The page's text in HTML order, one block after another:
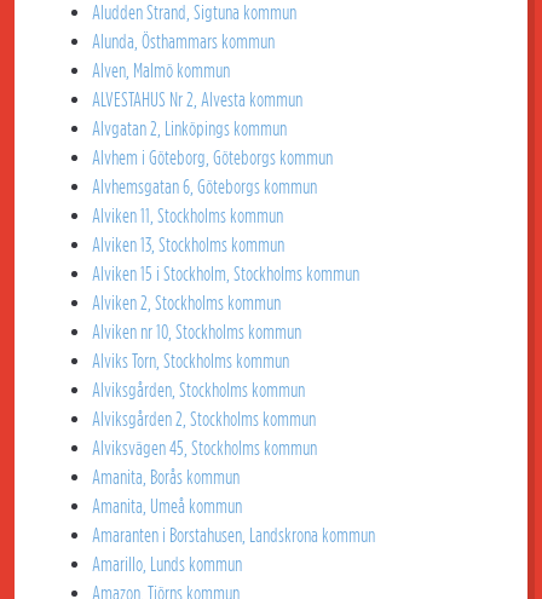
Aludden Strand, Sigtuna kommun
Alunda, Östhammars kommun
Alven, Malmö kommun
ALVESTAHUS Nr 2, Alvesta kommun
Alvgatan 2, Linköpings kommun
Alvhem i Göteborg, Göteborgs kommun
Alvhemsgatan 6, Göteborgs kommun
Alviken 11, Stockholms kommun
Alviken 13, Stockholms kommun
Alviken 15 i Stockholm, Stockholms kommun
Alviken 2, Stockholms kommun
Alviken nr 10, Stockholms kommun
Alviks Torn, Stockholms kommun
Alviksgården, Stockholms kommun
Alviksgården 2, Stockholms kommun
Alviksvägen 45, Stockholms kommun
Amanita, Borås kommun
Amanita, Umeå kommun
Amaranten i Borstahusen, Landskrona kommun
Amarillo, Lunds kommun
Amazon, Tjörns kommun